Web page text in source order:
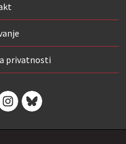
privatnosti